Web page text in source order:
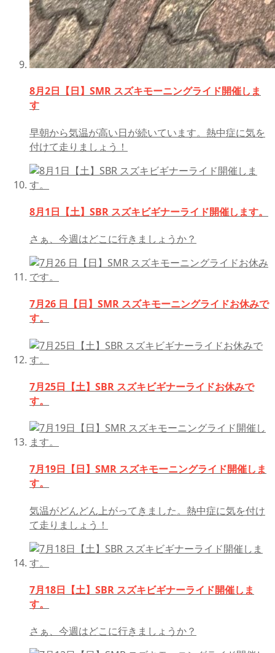
8月2日【日】SMR スズキモーニングライド開催しま
す
早朝から気温が高い日が続いています。熱中症に気を
付けて走りましょう！
8月1日【土】SBR スズキビギナーライド開催します。
さぁ、今週はどこに行きましょうか？
7月26 日【日】SMR スズキモーニングライドお休みで
す。
7月25日【土】SBR スズキビギナーライドお休みで
す。
7月19日【日】SMR スズキモーニングライド開催しま
す。
気温がどんどん上がってきました。熱中症に気を付け
て走りましょう！
7月18日【土】SBR スズキビギナーライド開催しま
す。
さぁ、今週はどこに行きましょうか？